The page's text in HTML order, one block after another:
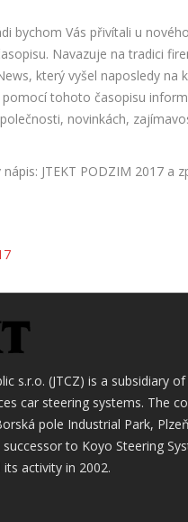
bychom Vás přivítali u
Navazuje na tradici
který vyšel naposledy na
pomocí tohoto časopisu
novinkách,
JTEKT PODZIM 2017 a
s.r.o. (JTCZ) is a subsidiary of
car steering systems. The
pole Industrial Park,
to Koyo Steering
activity in 2002.